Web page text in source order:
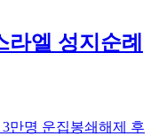
엘 성지순례
만명 운집봉쇄해제 후